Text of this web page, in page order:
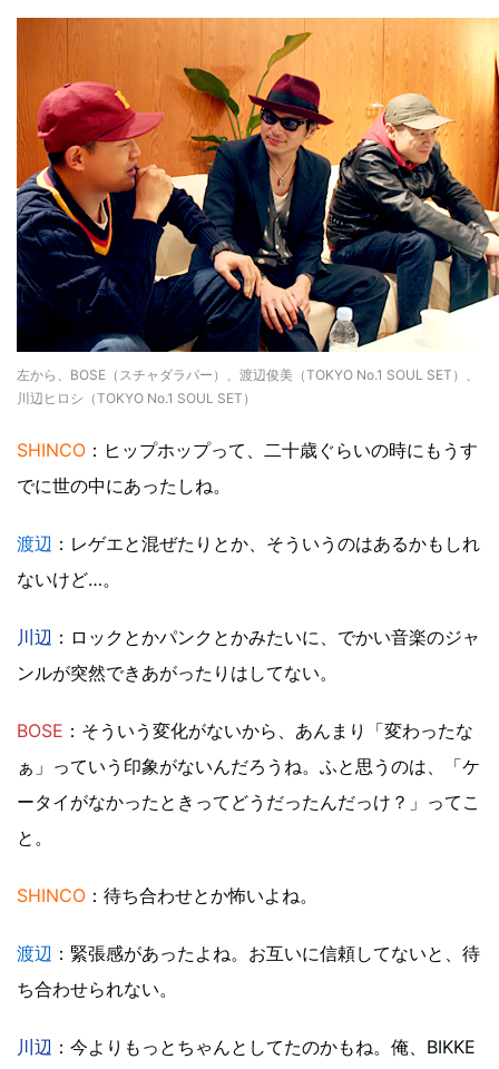
左から、BOSE（スチャダラパー）、渡辺俊美（TOKYO No.1 SOUL SET）、
川辺ヒロシ（TOKYO No.1 SOUL SET）
SHINCO ：ヒップホップって、二十歳ぐらいの時にもうす
でに世の中にあったしね。
渡辺 ：レゲエと混ぜたりとか、そういうのはあるかもしれ
ないけど…。
川辺 ：ロックとかパンクとかみたいに、でかい音楽のジャ
ンルが突然できあがったりはしてない。
BOSE ：そういう変化がないから、あんまり「変わったな
ぁ」っていう印象がないんだろうね。ふと思うのは、「ケ
ータイがなかったときってどうだったんだっけ？」ってこ
と。
SHINCO ：待ち合わせとか怖いよね。
渡辺 ：緊張感があったよね。お互いに信頼してないと、待
ち合わせられない。
川辺 ：今よりもっとちゃんとしてたのかもね。俺、BIKKE